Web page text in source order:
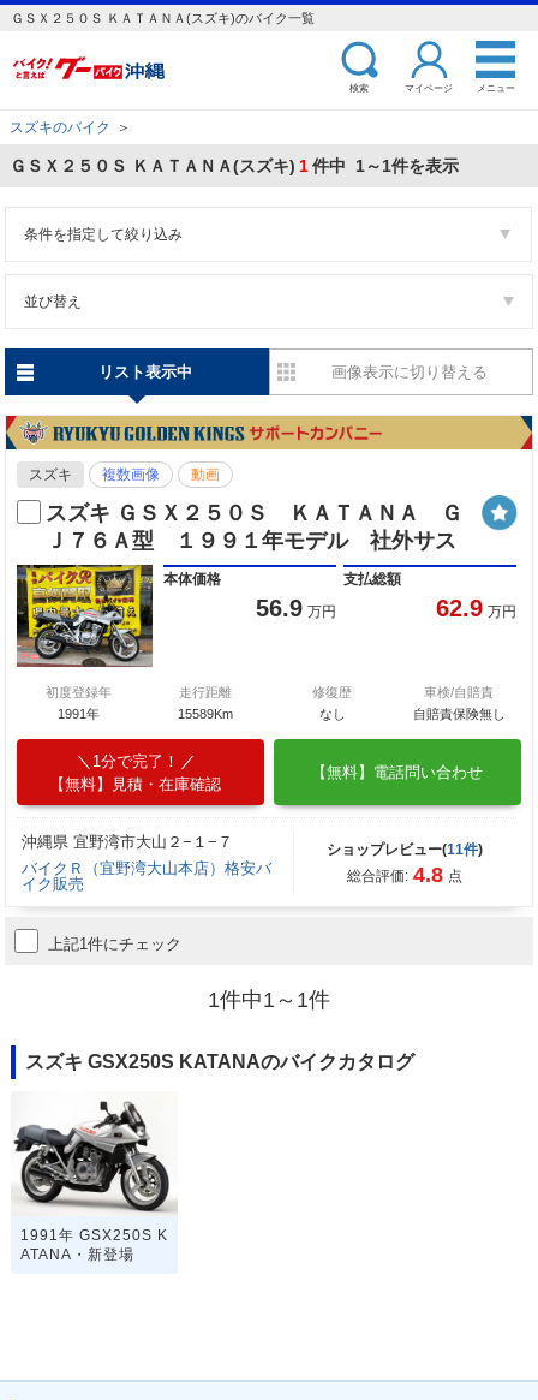
ＧＳＸ２５０Ｓ ＫＡＴＡＮＡ(スズキ)のバイク一覧
検索 マイページ メニュー
スズキのバイク ＞
ＧＳＸ２５０Ｓ ＫＡＴＡＮＡ(スズキ) 1件中 1～1件を表示
条件を指定して絞り込み
並び替え
リスト表示中 画像表示に切り替える
スズキ 複数画像 動画
スズキ ＧＳＸ２５０Ｓ ＫＡＴＡＮＡ Ｇ
Ｊ７６Ａ型 １９９１年モデル 社外サス
本体価格
56.9 万円
支払総額
62.9 万円
初度登録年
1991年
走行距離
15589Km
修復歴
なし
車検/自賠責
自賠責保険無し
1分で完了！
【無料】見積・在庫確認
【無料】電話問い合わせ
沖縄県 宜野湾市大山２−１−７
バイクＲ（宜野湾大山本店）格安バ
イク販売
ショップレビュー(11件)
総合評価: 4.8 点
上記1件にチェック
1件中1～1件
スズキ GSX250S KATANAのバイクカタログ
1991年 GSX250S K
ATANA・新登場